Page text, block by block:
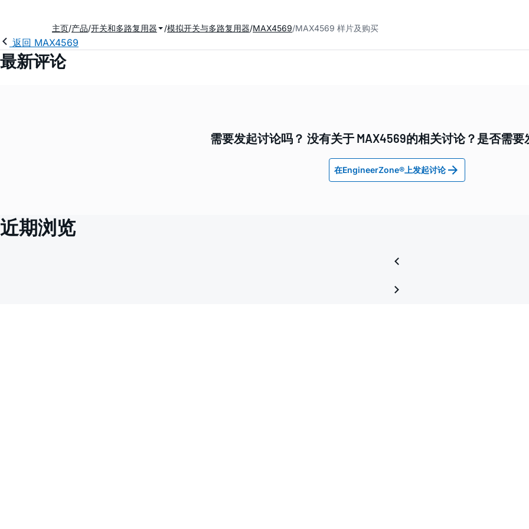
主页 产品 开关和多路复用器 模拟开关与多路复用器 MAX4569 MAX4569 样片及购买
返回 MAX4569
最新评论
需要发起讨论吗？ 没有关于 MAX4569的相关讨论？是否需要
在EngineerZone®上发起讨论
近期浏览